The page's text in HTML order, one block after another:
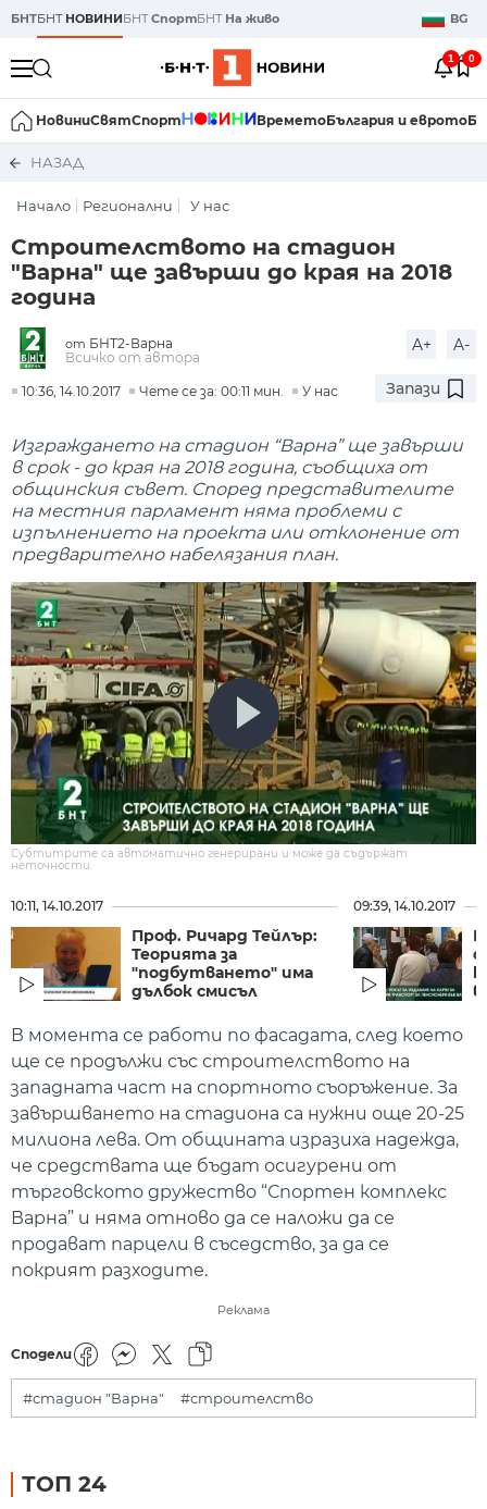
БНТБНТ НОВИНИБНТСпортБНТ На живо BG
1 0
НовиниСвятСпорт ВреметоБългария и еврото
НАЗАД
Начало Регионални У нас
Строителството на стадион
"Варна" ще завърши до края на 2018
година
от БНТ2-Варна
Всичко от автора
A+ A-
10:36, 14.10.2017 Чете се за: 00:11 мин. У нас Запази
Изграждането на стадион “Варна” ще завърши
в срок - до края на 2018 година, съобщиха от
общинския съвет. Според представителите
на местния парламент няма проблеми с
изпълнението на проекта или отклонение от
предварително набелязания план.
Субтитрите са автоматично генерирани и може да съдържат
неточности.
10:11, 14.10.2017
Проф. Ричард Тейлър:
Теорията за
"подбутването" има
дълбок смисъл
09:39, 14.10.2017
В момента се работи по фасадата, след което
ще се продължи със строителството на
западната част на спортното съоръжение. За
завършването на стадиона са нужни още 20-25
милиона лева. Oт общината изразиха надежда,
че средствата ще бъдат осигурени от
търговското дружество “Спортен комплекс
Варна” и няма отново да се наложи да се
продават парцели в съседство, за да се
покрият разходите.
Реклама
Сподели
#стадион "Варна" #строителство
ТОП 24